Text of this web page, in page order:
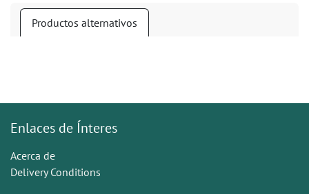
Productos alternativos
Enlaces de Ínteres
Acerca de
Delivery Conditions